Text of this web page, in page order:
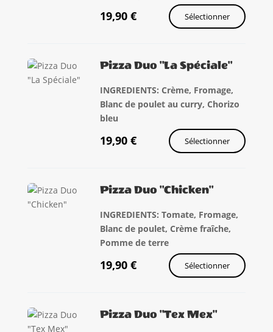
19,90 € Sélectionner
Pizza Duo "La Spéciale"
INGREDIENTS: Crème, Fromage,
Blanc de poulet au curry, Chorizo
bleu
19,90 € Sélectionner
Pizza Duo "Chicken"
INGREDIENTS: Tomate, Fromage,
Blanc de poulet, Crème fraîche,
Pomme de terre
19,90 € Sélectionner
Pizza Duo "Tex Mex"